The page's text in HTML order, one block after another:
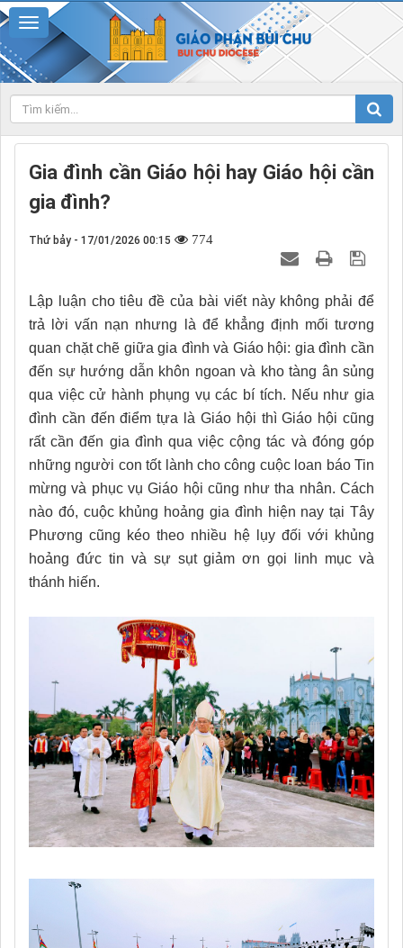
Gia đình cần Giáo hội hay Giáo hội cần
gia đình?
Thứ bảy - 17/01/2026 00:15 774
Lập luận cho tiêu đề của bài viết này không phải để
trả lời vấn nạn nhưng là để khẳng định mối tương
quan chặt chẽ giữa gia đình và Giáo hội: gia đình cần
đến sự hướng dẫn khôn ngoan và kho tàng ân sủng
qua việc cử hành phụng vụ các bí tích. Nếu như gia
đình cần đến điểm tựa là Giáo hội thì Giáo hội cũng
rất cần đến gia đình qua việc cộng tác và đóng góp
những người con tốt lành cho công cuộc loan báo Tin
mừng và phục vụ Giáo hội cũng như tha nhân. Cách
nào đó, cuộc khủng hoảng gia đình hiện nay tại Tây
Phương cũng kéo theo nhiều hệ lụy đối với khủng
hoảng đức tin và sự sụt giảm ơn gọi linh mục và
thánh hiến.